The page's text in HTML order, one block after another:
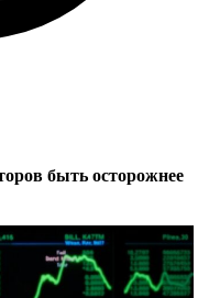
быть осторожнее